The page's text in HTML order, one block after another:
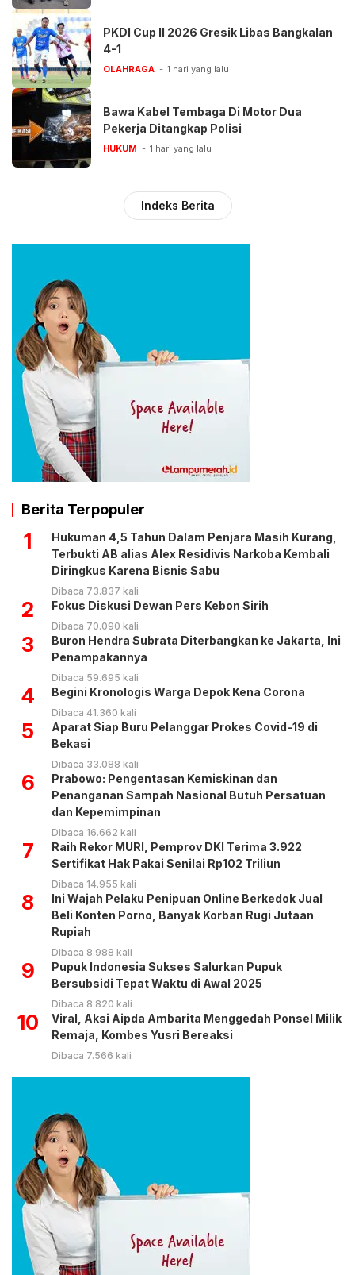
PKDI Cup II 2026 Gresik Libas Bangkalan
4-1
OLAHRAGA 1 hari yang lalu
Bawa Kabel Tembaga Di Motor Dua
Pekerja Ditangkap Polisi
HUKUM 1 hari yang lalu
Indeks Berita
Berita Terpopuler
1
Hukuman 4,5 Tahun Dalam Penjara Masih Kurang,
Terbukti AB alias Alex Residivis Narkoba Kembali
Diringkus Karena Bisnis Sabu
Dibaca 73.837 kali
2 Fokus Diskusi Dewan Pers Kebon Sirih
Dibaca 70.090 kali
3
Buron Hendra Subrata Diterbangkan ke Jakarta, Ini
Penampakannya
Dibaca 59.695 kali
4 Begini Kronologis Warga Depok Kena Corona
Dibaca 41.360 kali
5
Aparat Siap Buru Pelanggar Prokes Covid-19 di
Bekasi
Dibaca 33.088 kali
6
Prabowo: Pengentasan Kemiskinan dan
Penanganan Sampah Nasional Butuh Persatuan
dan Kepemimpinan
Dibaca 16.662 kali
7
Raih Rekor MURI, Pemprov DKI Terima 3.922
Sertifikat Hak Pakai Senilai Rp102 Triliun
Dibaca 14.955 kali
8
Ini Wajah Pelaku Penipuan Online Berkedok Jual
Beli Konten Porno, Banyak Korban Rugi Jutaan
Rupiah
Dibaca 8.988 kali
9
Pupuk Indonesia Sukses Salurkan Pupuk
Bersubsidi Tepat Waktu di Awal 2025
Dibaca 8.820 kali
10
Viral, Aksi Aipda Ambarita Menggedah Ponsel Milik
Remaja, Kombes Yusri Bereaksi
Dibaca 7.566 kali